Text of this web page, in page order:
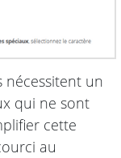
nécessitent un
qui ne sont
cette
au